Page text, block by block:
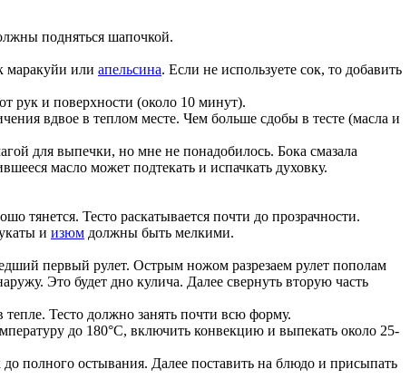
подняться шапочкой.
маракуйи или апельсина. Если не используете сок, то добавить
рук и поверхности (около 10 минут).
вдвое в теплом месте. Чем больше сдобы в тесте (масла и
для выпечки, но мне не понадобилось. Бока смазала
масло может подтекать и испачкать духовку.
тянется. Тесто раскатывается почти до прозрачности.
и изюм должны быть мелкими.
первый рулет. Острым ножом разрезаем рулет пополам
Это будет дно кулича. Далее свернуть вторую часть
Тесто должно занять почти всю форму.
до 180°C, включить конвекцию и выпекать около 25-
полного остывания. Далее поставить на блюдо и присыпать